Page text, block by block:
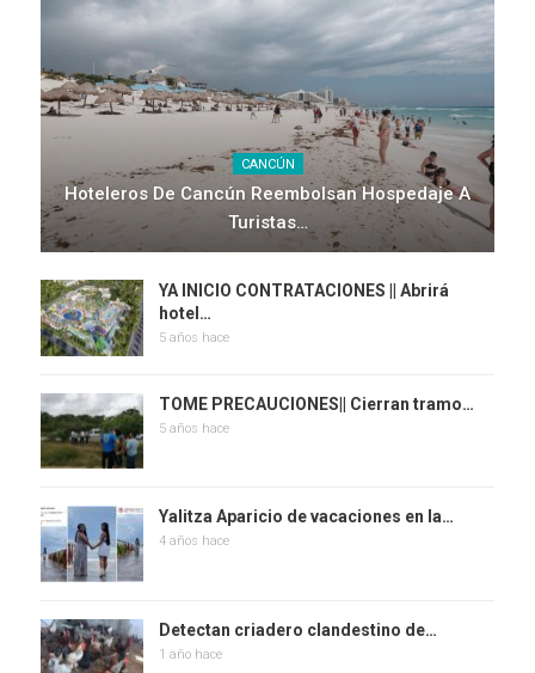
CANCÚN
Hoteleros De Cancún Reembolsan Hospedaje A
Turistas…
YA INICIO CONTRATACIONES || Abrirá
hotel…
5 años hace
TOME PRECAUCIONES|| Cierran tramo…
5 años hace
Yalitza Aparicio de vacaciones en la…
4 años hace
Detectan criadero clandestino de…
1 año hace